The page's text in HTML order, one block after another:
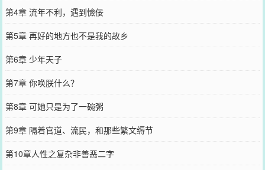
齿日增，举国足食，天下晏然。
您要是觉得《郡主，百姓又给您建生祠了
您QQ群和微博微信里的朋友推荐哦！
第4章 流年不利，遇到憸佞
第5章 再好的地方也不是我的故乡
第6章 少年天子
第7章 你唤朕什么？
第8章 可她只是为了一碗粥
第9章 隔着官道、流民，和那些繁文缛节
第10章人性之复杂非善恶二字